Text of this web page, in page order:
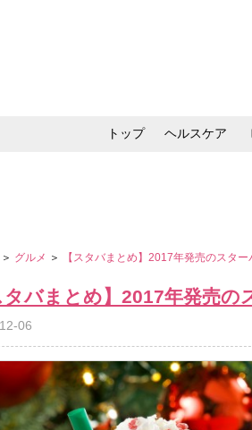
トップ ヘルスケア
＞ グルメ ＞ 【スタバまとめ】2017年発売のスタ
タバまとめ】2017年発売
06